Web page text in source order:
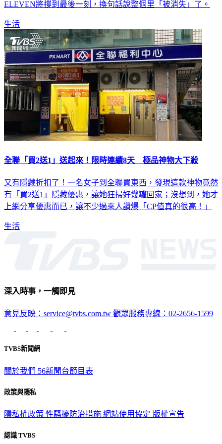
ELEVEN將撐到最後一刻，換句話說整個里「被消失」了。
生活
全聯「買2送1」送起來！限時連續8天 極品神物大下殺
又有隱藏折扣了！一名女子到全聯買東西，發現這款神物竟然
有「買2送1」隱藏優惠，讓她狂掃好幾罐回家；沒想到，她才
上網分享優惠而已，讓不少過來人讚爆「CP值真的很高！」
生活
深入時事，一觸即見
意見反映：service@tvbs.com.tw 觀眾服務專線：02-2656-1599
TVBS新聞網
關於我們 56新聞台節目表
政策與隱私
隱私權政策 性騷擾防治措施 網站使用協定 版權宣告
認識 TVBS